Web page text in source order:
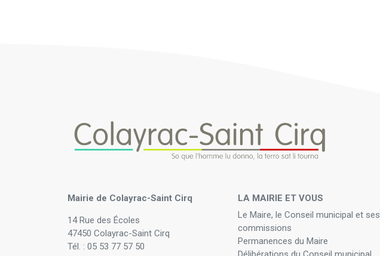
Mairie de Colayrac-Saint Cirq
14 Rue des Écoles
47450 Colayrac-Saint Cirq
Tél. : 05 53 77 57 50
LA MAIRIE ET VOUS
Le Maire, le Conseil municipal et ses
commissions
Permanences du Maire